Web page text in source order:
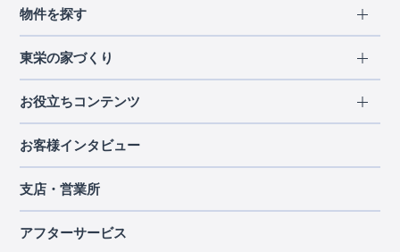
物件を探す
エリアから探す
北海道・東北
北海道
宮城県
千葉県
中部
山梨県
静岡県
東栄の家づくり
長期優良住宅
住宅性能評価書
ブルーミングガーデンは地震につよい<建物編>
室内空間を快適に保つ断熱性能
お役立ちコンテンツ
ご契約までの道のり
現地見学ガイド
ご紹介制度のご案内
お客様インタビュー
支店・営業所
アフターサービス